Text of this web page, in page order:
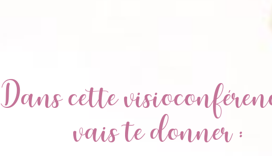
Dans cette
vais te donner :